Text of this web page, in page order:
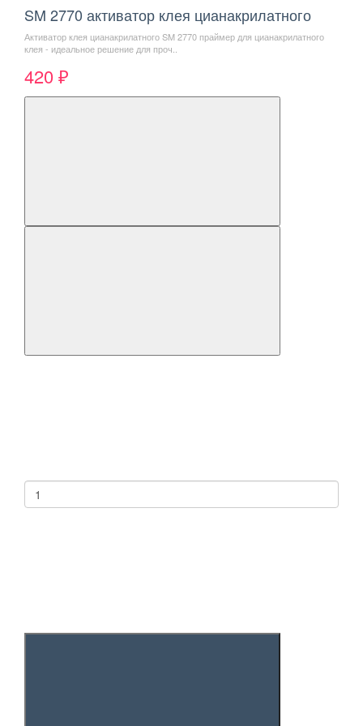
SM 2770 активатор клея цианакрилатного
Активатор клея цианакрилатного SM 2770 праймер для цианакрилатного
клея - идеальное решение для проч..
420 ₽